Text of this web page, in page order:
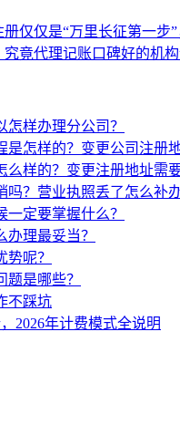
仅仅是“万里长征第一
竟代理记账口碑好的机构
样办理分公司？
怎样的？变更公司注册
样的？变更注册地址需
？营业执照丢了怎么补办
定要掌握什么？
理最妥当？
呢？
是哪些？
不踩坑
2026年计费模式全说明